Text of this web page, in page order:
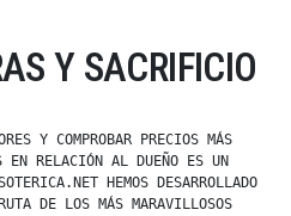
Y SACRIFICIO
Y COMPROBAR PRECIOS MÁS
EN RELACIÓN AL DUEÑO ES UN
HEMOS DESARROLLADO
DE LOS MÁS MARAVILLOSOS